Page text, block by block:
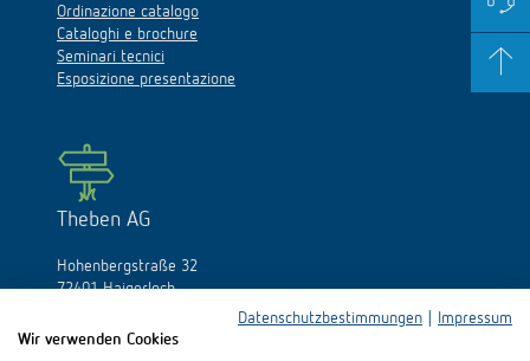
Ordinazione catalogo
Cataloghi e brochure
Seminari tecnici
Esposizione presentazione
Theben AG
Hohenbergstraße 32
72401 Haigerloch
Datenschutzbestimmungen
Impressum
Wir verwenden Cookies